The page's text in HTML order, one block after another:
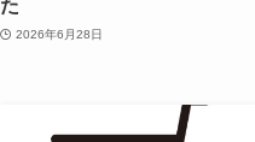
た
2026年6月28日